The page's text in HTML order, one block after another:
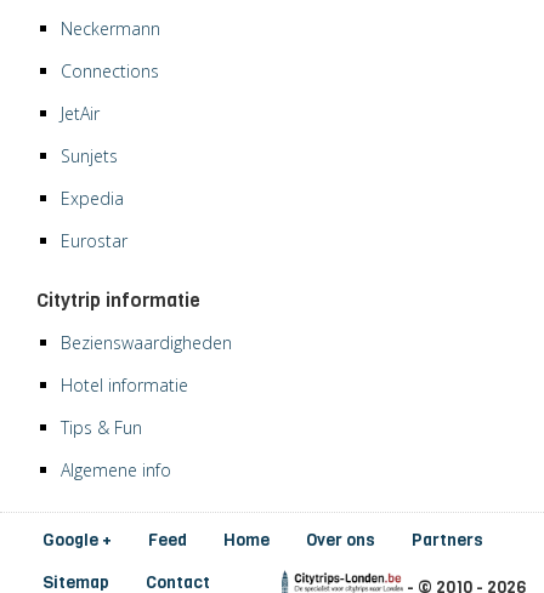
Neckermann
Connections
JetAir
Sunjets
Expedia
Eurostar
Citytrip informatie
Bezienswaardigheden
Hotel informatie
Tips & Fun
Algemene info
Google + Feed Home Over ons
Partners
Sitemap
Contact - © 2010 - 2026